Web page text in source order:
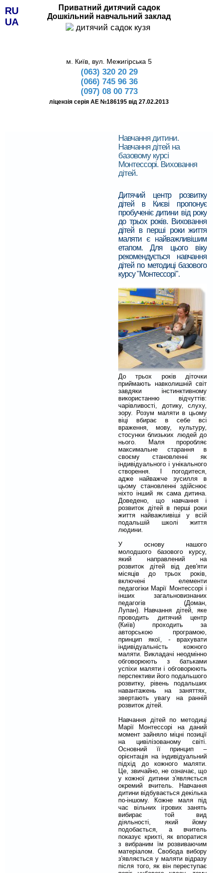
RU
UA
Приватний дитячий садок
Дошкільний навчальний заклад
м. Київ, вул. Межигірська 5
(063) 320 20 29
(066) 745 96 36
(097) 08 00 773
ліцензія серія АЕ №186195 від 27.02.2013
Навчання дитини.
Навчання дітей на
базовому курсі
Монтессорі. Виховання
дітей.
Дитячий центр розвитку
дітей в Києві пропонує
пробученіє дитини від року
до трьох років. Виховання
дітей в перші роки життя
маляти є найважливішим
етапом. Для цього віку
рекомендується навчання
дітей по методиці базового
курсу "Монтессорі".
До трьох років діточки
приймають навколишній світ
завдяки інстинктивному
використанню відчуттів:
чарівливості, дотику, слуху,
зору. Розум маляти в цьому
віці вбирає в себе всі
враження, мову, культуру,
стосунки близьких людей до
нього. Маля проробляє
максимальне старання в
своєму становленні як
індивідуального і унікального
створення. І погодитеся,
адже найважче зусилля в
цьому становленні здійснює
ніхто інший як сама дитина.
Доведено, що навчання і
розвиток дітей в перші роки
життя найважливіші у всій
подальшій школі життя
людини.
У основу нашого
молодшого базового курсу,
який направлений на
розвиток дітей від дев'яти
місяців до трьох років,
включені елементи
педагогіки Марії Монтессорі і
інших загальновизнаних
педагогів (Доман,
Лупан). Навчання дітей, яке
проводить дитячий центр
(Київ) проходить за
авторською програмою,
принцип якої, - врахувати
індивідуальність кожного
маляти. Викладачі неодмінно
обговорюють з батьками
успіхи маляти і обговорюють
перспективи його подальшого
розвитку, рівень подальших
навантажень на заняттях,
звертають увагу на ранній
розвиток дітей.
Навчання дітей по методиці
Марії Монтессорі на даний
момент зайняло міцні позиції
на цивілізованому світі.
Основний її принцип –
орієнтація на індивідуальний
підхід до кожного маляти.
Це, звичайно, не означає, що
у кожної дитини з'являється
окремий вчитель. Навчання
дитини відбувається декілька
по-іншому. Кожне маля під
час вільних ігрових занять
вибирає той вид
діяльності, який йому
подобається, а вчитель
показує крихті, як впоратися
з вибраним їм розвиваючим
матеріалом. Свобода вибору
з'являється у маляти відразу
після того, як він переступає